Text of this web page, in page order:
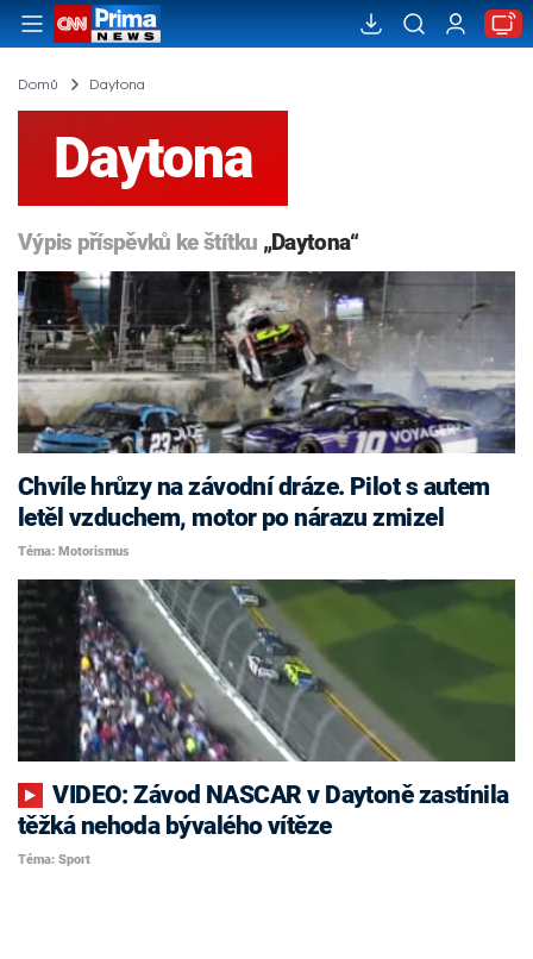
Domů Daytona
Daytona
Výpis příspěvků ke štítku „Daytona“
Chvíle hrůzy na závodní dráze. Pilot s autem
letěl vzduchem, motor po nárazu zmizel
Téma: Motorismus
VIDEO: Závod NASCAR v Daytoně zastínila
těžká nehoda bývalého vítěze
Téma: Sport